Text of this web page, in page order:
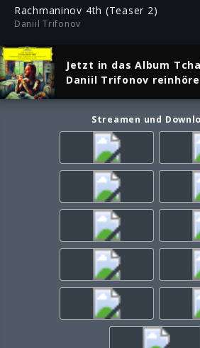
Rachmaninov 4th (Teaser 2)
Daniil Trifonov
Jetzt in das Album
Daniil Trifonov
Streamen und